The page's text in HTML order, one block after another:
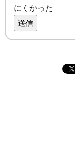
にくかった
送信